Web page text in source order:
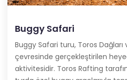
Buggy Safari
Buggy Safari turu, Toros Dağları
çevresinde gerçekleştirilen
aktivitesidir. Toros Rafting